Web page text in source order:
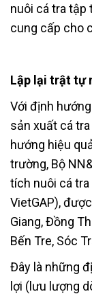
nuôi cá tra tập
cung cấp cho
Lập lại trật tự
Với định
sản xuất cá
hướng hiệu
trường, Bộ
tích nuôi cá
VietGAP),
Giang, Đồng
Bến Tre, Sóc
Đây là những
lợi (lưu lượng